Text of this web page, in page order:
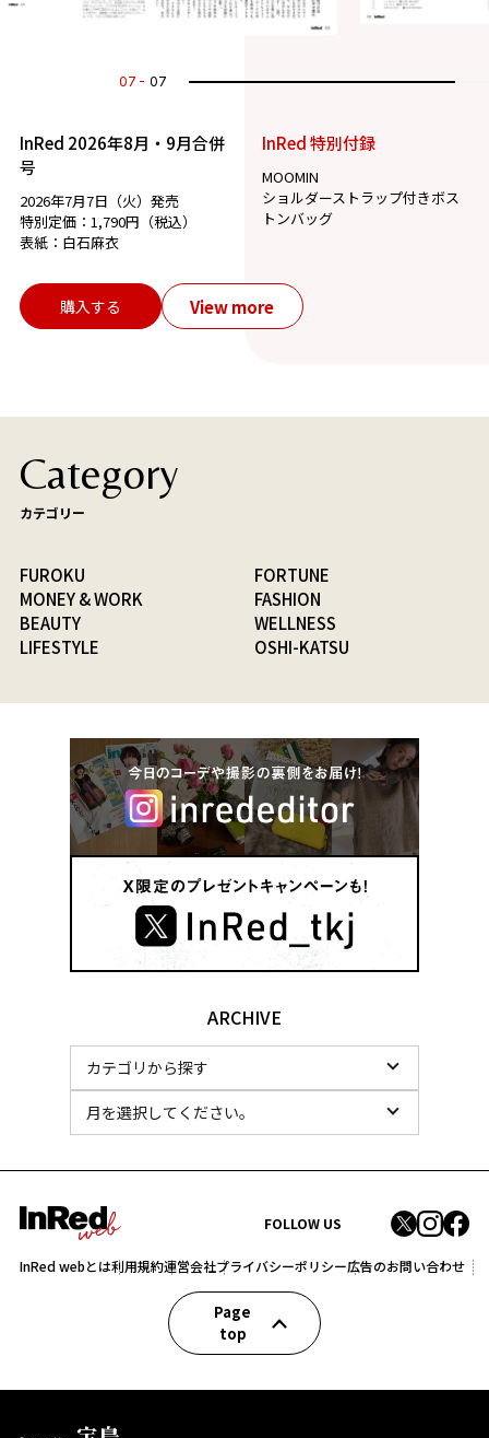
07 07
InRed 2026年8月・9月合併
号
2026年7月7日（火）発売
特別定価：1,790円（税込）
表紙：白石麻衣
InRed 特別付録
MOOMIN
ショルダーストラップ付きボス
トンバッグ
購入する View more
Category
カテゴリー
FUROKU
FORTUNE
MONEY & WORK
FASHION
BEAUTY
WELLNESS
LIFESTYLE
OSHI-KATSU
ARCHIVE
FOLLOW US
InRed webとは利用規約運営会社プライバシーポリシー広告のお問い合わせ
Page
top